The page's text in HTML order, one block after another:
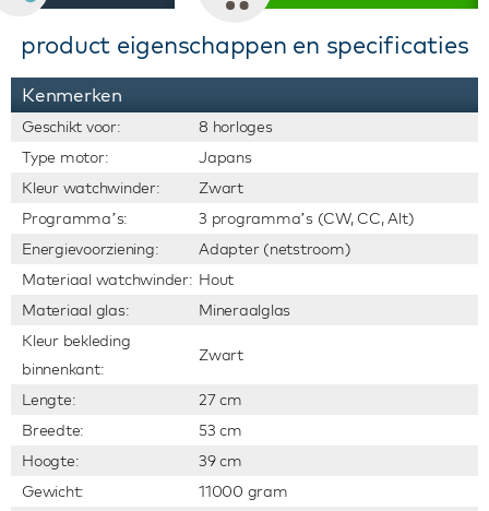
product eigenschappen en specificaties
Kenmerken
Geschikt voor:
8 horloges
Type motor:
Japans
Kleur watchwinder:
Zwart
Programma’s:
3 programma’s (CW, CC, Alt)
Energievoorziening:
Adapter (netstroom)
Materiaal watchwinder: Hout
Materiaal glas:
Mineraalglas
Kleur bekleding
binnenkant:
Zwart
Lengte:
27 cm
Breedte:
53 cm
Hoogte:
39 cm
Gewicht:
11000 gram